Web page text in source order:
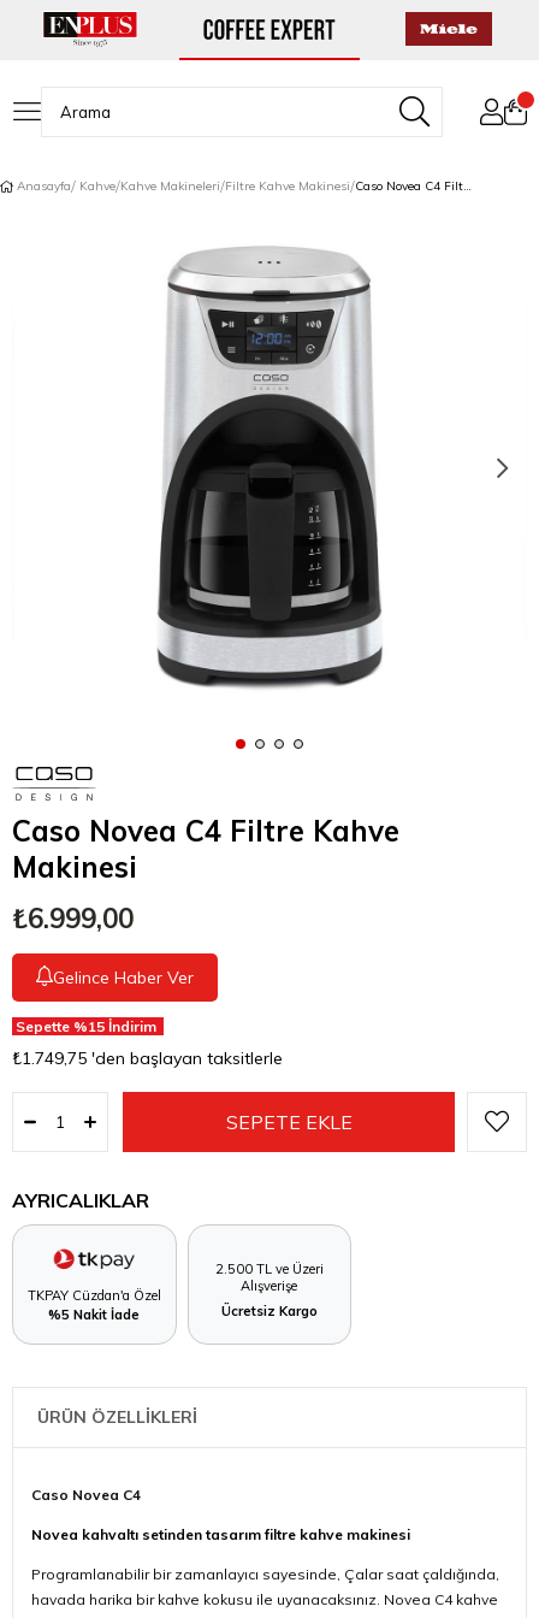
Anasayfa Kahve Kahve Makineleri Filtre Kahve Makinesi Caso Novea C4 Filtre Kahve Makinesi
Caso Novea C4 Filtre Kahve
Makinesi
₺6.999,00
Gelince Haber Ver
Sepette %15 İndirim
₺1.749,75 'den başlayan taksitlerle
AYRICALIKLAR
TKPAY Cüzdan'a Özel
%5 Nakit İade
2.500 TL ve Üzeri
Alışverişe
Ücretsiz Kargo
ÜRÜN ÖZELLİKLERİ
Caso Novea C4
Novea kahvaltı setinden tasarım filtre kahve makinesi
Programlanabilir bir zamanlayıcı sayesinde, Çalar saat çaldığında,
havada harika bir kahve kokusu ile uyanacaksınız. Novea C4 kahve